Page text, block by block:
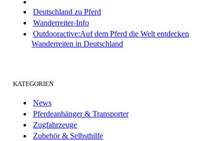
Deutschland zu Pferd
Wanderreiter-Info
Outdooractive:Auf dem Pferd die Welt entdecken
Wanderreiten in Deutschland
KATEGORIEN
News
Pferdeanhänger & Transporter
Zugfahrzeuge
Zubehör & Selbsthilfe